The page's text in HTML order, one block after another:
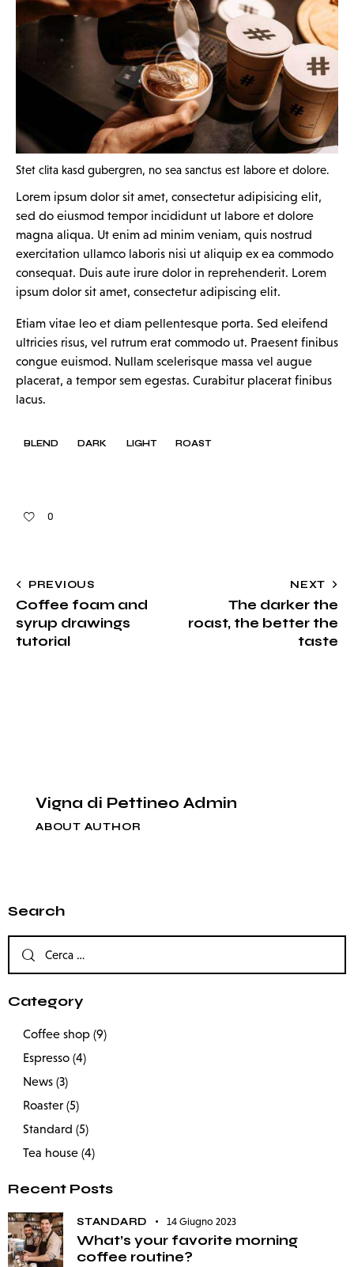
Stet clita kasd gubergren, no sea sanctus est labore et dolore.
Lorem ipsum dolor sit amet, consectetur adipisicing elit,
sed do eiusmod tempor incididunt ut labore et dolore
magna aliqua. Ut enim ad minim veniam, quis nostrud
exercitation ullamco laboris nisi ut aliquip ex ea commodo
consequat. Duis aute irure dolor in reprehenderit. Lorem
ipsum dolor sit amet, consectetur adipiscing elit.
Etiam vitae leo et diam pellentesque porta. Sed eleifend
ultricies risus, vel rutrum erat commodo ut. Praesent finibus
congue euismod. Nullam scelerisque massa vel augue
placerat, a tempor sem egestas. Curabitur placerat finibus
lacus.
BLEND DARK LIGHT ROAST
0
PREVIOUS
Coffee foam and
syrup drawings
tutorial
NEXT
The darker the
roast, the better the
taste
Vigna di Pettineo Admin
ABOUT AUTHOR
Search
Category
Coffee shop (9)
Espresso (4)
News (3)
Roaster (5)
Standard (5)
Tea house (4)
Recent Posts
STANDARD 14 Giugno 2023
What’s your favorite morning
coffee routine?